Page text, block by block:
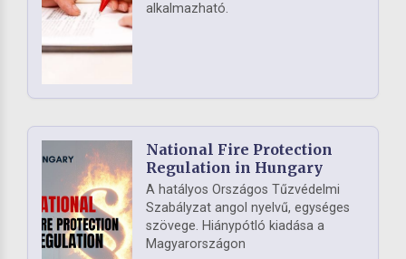
alkalmazható.
National Fire Protection
Regulation in Hungary
A hatályos Országos Tűzvédelmi
Szabályzat angol nyelvű, egységes
szövege. Hiánypótló kiadása a
Magyarországon